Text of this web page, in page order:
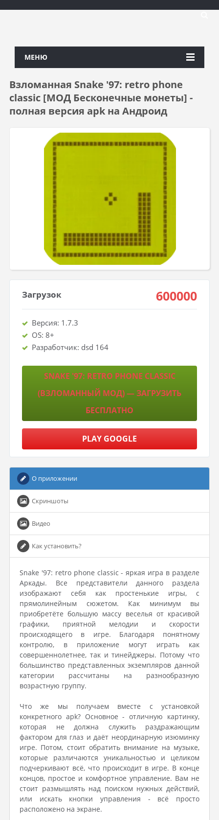
МЕНЮ
Взломанная Snake '97: retro phone
classic [МОД Бесконечные монеты] -
полная версия apk на Андроид
Загрузок 600000
Версия: 1.7.3
OS: 8+
Разработчик: dsd 164
SNAKE '97: RETRO PHONE CLASSIC
(ВЗЛОМАННЫЙ МОД) — ЗАГРУЗИТЬ
БЕСПЛАТНО
PLAY GOOGLE
О приложении
Скриншоты
Видео
Как установить?
Snake '97: retro phone classic - яркая игра в разделе
Аркады. Все представители данного раздела
изображают себя как простенькие игры, с
прямолинейным сюжетом. Как минимум вы
приобретёте большую массу веселья от красивой
графики, приятной мелодии и скорости
происходящего в игре. Благодаря понятному
контролю, в приложение могут играть как
совершеннолетнее, так и тинейджеры. Потому что
большинство представленных экземпляров данной
категории рассчитаны на разнообразную
возрастную группу.
Что же мы получаем вместе с установкой
конкретного apk? Основное - отличную картинку,
которая не должна служить раздражающим
фактором для глаз и даёт неординарную изюминку
игре. Потом, стоит обратить внимание на музыке,
которые различаются уникальностью и целиком
подчеркивают всё, что происходит в игре. В конце
концов, простое и комфортное управление. Вам не
стоит размышлять над поиском нужных действий,
или искать кнопки управления - всё просто
расположено на экране.